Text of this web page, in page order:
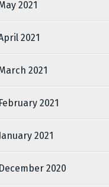
2021
2021
2021
February 2021
2021
December 2020